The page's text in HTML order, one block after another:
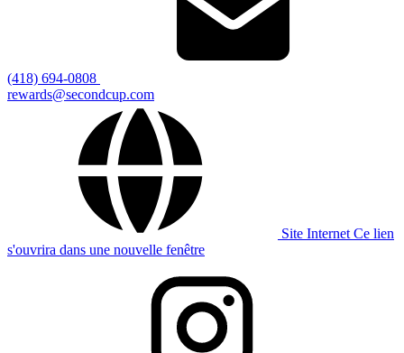
(418) 694-0808
rewards@secondcup.com
Site Internet Ce lien
s'ouvrira dans une nouvelle fenêtre